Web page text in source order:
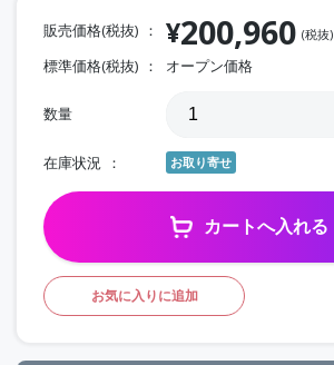
販売価格(税抜) ¥200,960 (税抜)
標準価格(税抜) オープン価格
数量
在庫状況 お取り寄せ
カートへ入れる
お気に入りに追加